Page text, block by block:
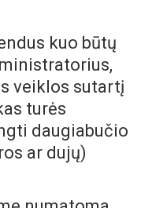
kuo būtų
veiklos sutartį
turės
daugiabučio
ar dujų)